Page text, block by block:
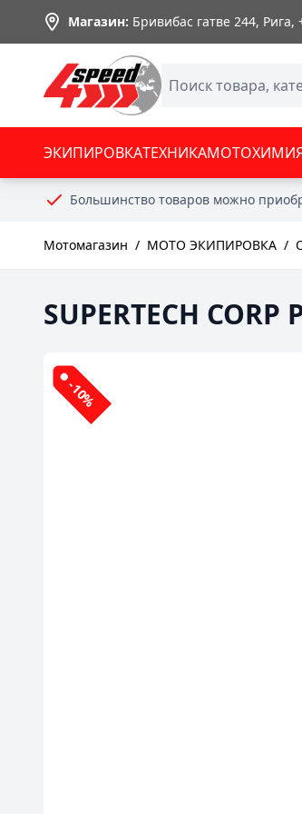
Skip to Content
Магазин: Бривибас гатве 244, Рига,
ЭКИПИРОВКАТЕХНИКА
Большинство товаров можно
Мотомагазин / МОТО ЭКИПИРОВКА /
SUPERTECH
-10%